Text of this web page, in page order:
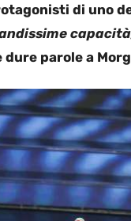
di uno
parole a